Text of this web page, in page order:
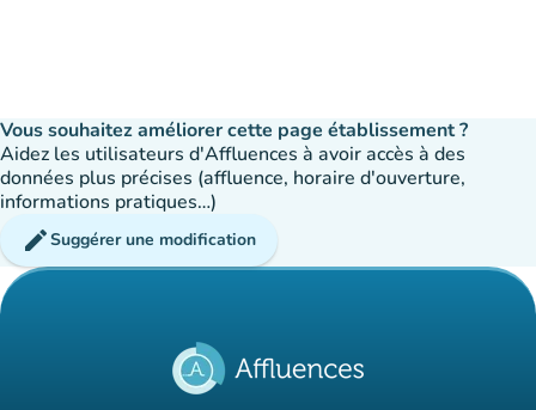
Vous souhaitez améliorer cette page établissement ?
Aidez les utilisateurs d'Affluences à avoir accès à des
données plus précises (affluence, horaire d'ouverture,
informations pratiques…)
editSuggérer une modification